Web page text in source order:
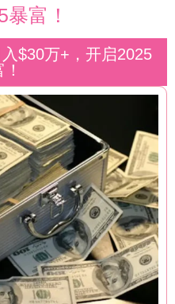
富！
$30万+，开启2025